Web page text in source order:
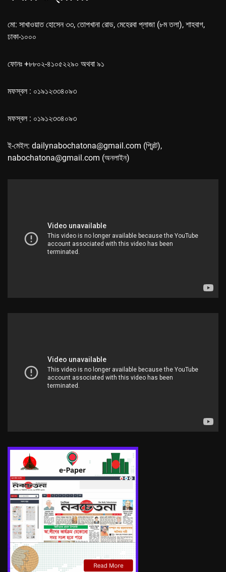
মো: সাখাওয়াত হোসেন ৩৩, তোপখানা রোড, মেহেরবা প্লাজা (৮ম তলা), শাহবাগ,
ঢাকা-১০০০
ফোনঃ +৮৮০২-৪১০৫২২৯০ অথবা ৯১
মফস্বল : ০১৯১২৩৩৪০৯৩
মফস্বল : ০১৯১২৩৩৪০৯৩
ই-মেইল: dailynabochatona@gmail.com (প্রিন্ট),
nabochatona@gmail.com (অনলাইন)